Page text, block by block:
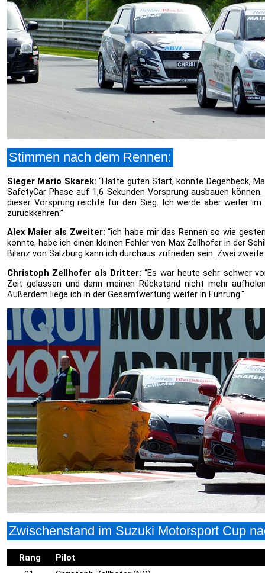
Stimmen nach dem Rennen:
Sieger Mario Skarek: “Hatte guten Start, konnte Degenbeck,
SafetyCar Phase auf 1,6 Sekunden Vorsprung ausbauen
dieser Vorsprung reichte für den Sieg. Ich werde aber weiter
zurückkehren.”
Alex Maier als Zweiter:“ich habe mir das Rennen so wie
konnte, habe ich einen kleinen Fehler von Max Zellhofer in der
Bilanz von Salzburg kann ich durchaus zufrieden sein. Zwei
Christoph Zellhofer als Dritter: “Es war heute sehr schwer
Zeit gelassen und dann meinen Rückstand nicht mehr
Außerdem liege ich in der Gesamtwertung weiter in Führung."
Zwischenstand im Suzuki Motorsport Cup
Rang
Pilot